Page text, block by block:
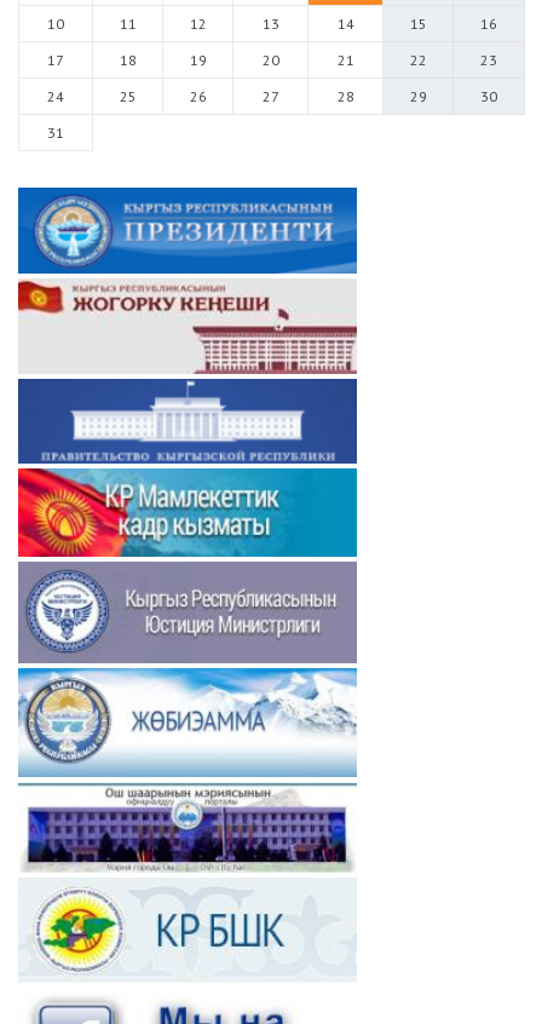
10
11 12 13 14 15
16
17
18 19 20 21 22
23
24
25 26 27 28 29
30
31